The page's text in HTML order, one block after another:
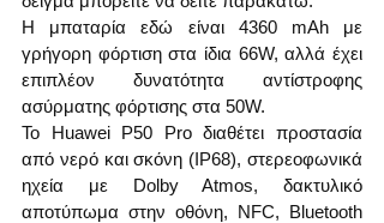
Η μπαταρία εδώ είναι 4360 mAh με
γρήγορη φόρτιση στα ίδια 66W, αλλά έχει
επιπλέον δυνατότητα αντίστροφης
ασύρματης φόρτισης στα 50W.
Το Huawei P50 Pro διαθέτει προστασία
από νερό και σκόνη (IP68), στερεοφωνικά
ηχεία με Dolby Atmos, δακτυλικό
αποτύπωμα στην οθόνη, NFC, Bluetooth